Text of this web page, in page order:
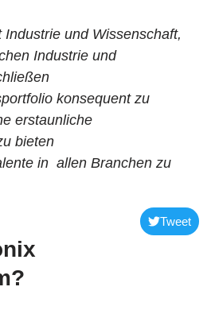
und Wissenschaft,
Industrie und
konsequent zu
erstaunliche
bieten
in allen Branchen zu
Tweet